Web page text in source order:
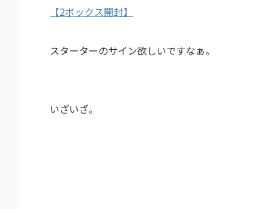
【2ボックス開封】
スターターのサイン欲しいですなぁ。
いざいざ。